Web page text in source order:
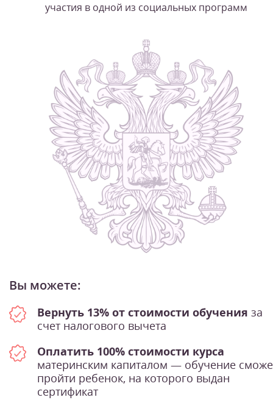
участия в одной из социальных программ
Вы можете:
Вернуть 13% от стоимости обучения за
счет налогового вычета
Оплатить 100% стоимости курса
материнским капиталом — обучение
пройти ребенок, на которого выдан
сертификат